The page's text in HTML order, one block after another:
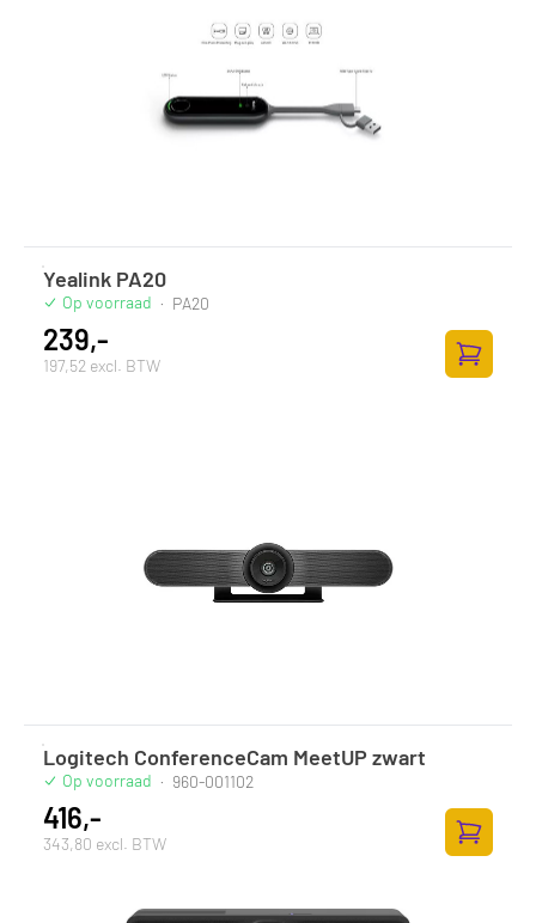
Yealink PA20
Op voorraad · PA20
239,-
197,52 excl. BTW
Logitech ConferenceCam MeetUP zwart
Op voorraad · 960-001102
416,-
343,80 excl. BTW